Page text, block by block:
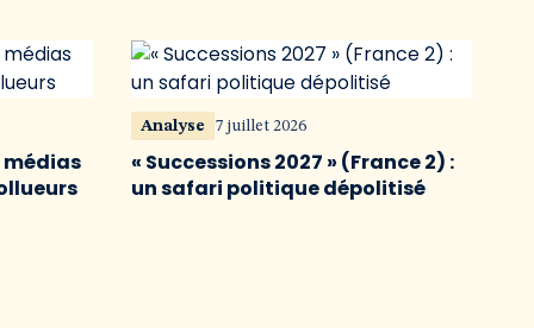
médias
Analyse 7 juillet 2026
« Successions 2027 » (France 2) :
un safari politique dépolitisé